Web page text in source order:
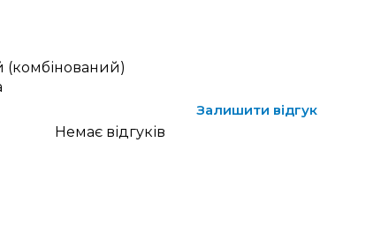
(комбінований)
Залишити відгук
Немає відгуків